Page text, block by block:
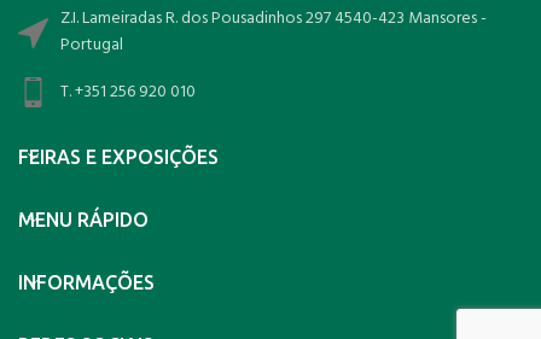
Z.I. Lameiradas R. dos Pousadinhos 297 4540-423 Mansores -
Portugal
T. +351 256 920 010
FEIRAS E EXPOSIÇÕES
MENU RÁPIDO
INFORMAÇÕES